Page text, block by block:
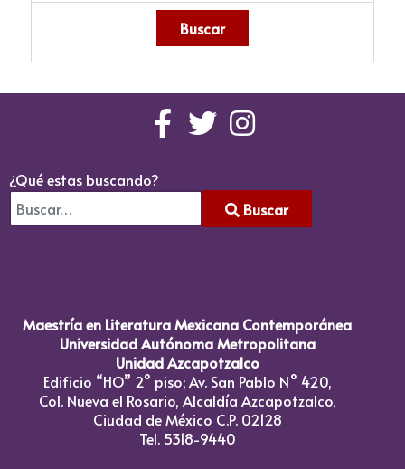
¿Qué estas buscando?
Buscar
Maestría en Literatura Mexicana Contemporánea
Universidad Autónoma Metropolitana
Unidad Azcapotzalco
Edificio “HO” 2° piso; Av. San Pablo N° 420,
Col. Nueva el Rosario, Alcaldía Azcapotzalco,
Ciudad de México C.P. 02128
Tel. 5318-9440